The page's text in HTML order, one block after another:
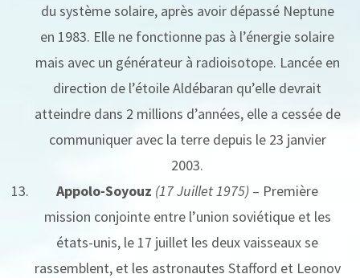
du système solaire, après avoir dépassé Neptune
en 1983. Elle ne fonctionne pas à l’énergie solaire
mais avec un générateur à radioisotope. Lancée en
direction de l’étoile Aldébaran qu’elle devrait
atteindre dans 2 millions d’années, elle a cessée de
communiquer avec la terre depuis le 23 janvier
2003.
Appolo-Soyouz (17 Juillet 1975) – Première
mission conjointe entre l’union soviétique et les
états-unis, le 17 juillet les deux vaisseaux se
rassemblent, et les astronautes Stafford et Leonov